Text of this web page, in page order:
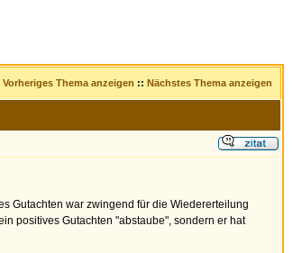
Vorheriges Thema anzeigen :: Nächstes Thema anzeigen
Gutachten war zwingend für die Wiedererteilung
positives Gutachten "abstaube", sondern er hat